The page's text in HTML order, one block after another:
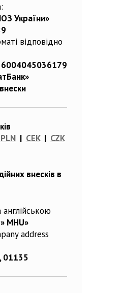
України»
відповідно
PLN| CEK| CZK
внесків в
MHU»
address
01135